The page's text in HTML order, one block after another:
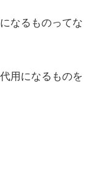
なるものってな
用になるものを